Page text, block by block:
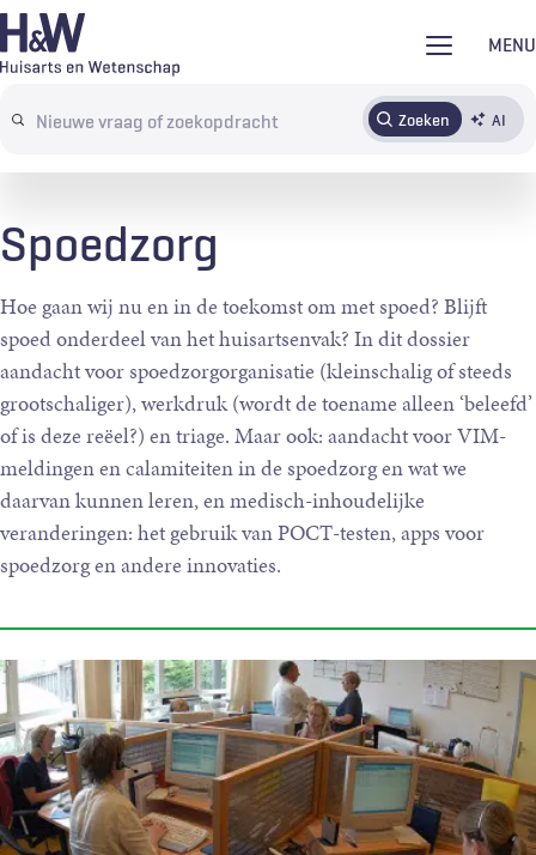
Overslaan
en
de
MENU
Search
terms
Zoeken AI
AbonnerenTijdschrift Inloggen
Spoedzorg
Hoe gaan wij nu en in de toekomst om met spoed? Blijft
spoed onderdeel van het huisartsenvak? In dit dossier
aandacht voor spoedzorgorganisatie (kleinschalig of steeds
grootschaliger), werkdruk (wordt de toename alleen ‘beleefd’
of is deze reëel?) en triage. Maar ook: aandacht voor VIM-
meldingen en calamiteiten in de spoedzorg en wat we
daarvan kunnen leren, en medisch-inhoudelijke
veranderingen: het gebruik van POCT-testen, apps voor
spoedzorg en andere innovaties.